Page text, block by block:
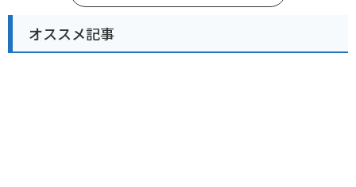
オススメ記事